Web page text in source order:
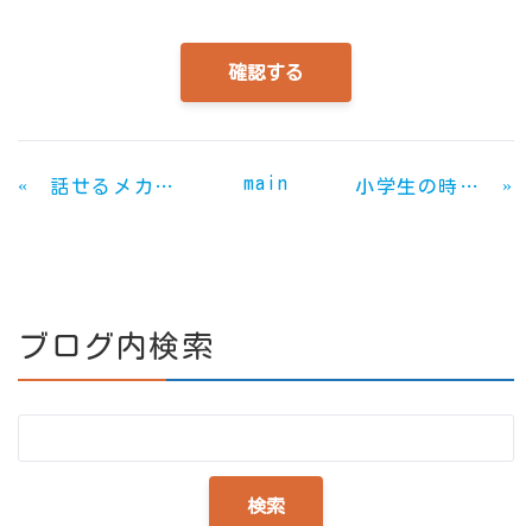
« 話せるメカニック main 小学生の時以来 »
ブログ内検索